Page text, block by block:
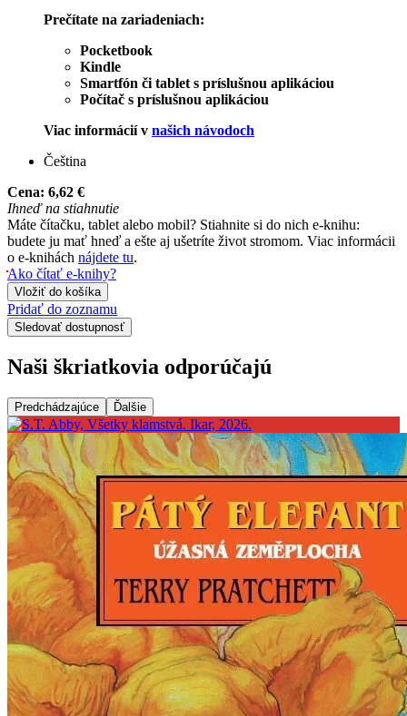
Prečítate na zariadeniach:
Pocketbook
Kindle
Smartfón či tablet s príslušnou aplikáciou
Počítač s príslušnou aplikáciou
Viac informácií v našich návodoch
Čeština
Cena: 6,62 €
Ihneď na stiahnutie
Máte čítačku, tablet alebo mobil? Stiahnite si do nich e-knihu:
budete ju mať hneď a ešte aj ušetríte život stromom. Viac informácii
o e-knihách nájdete tu.
Ako čítať e-knihy?
Vložiť do košíka
Pridať do zoznamu
Sledovať dostupnosť
Naši škriatkovia odporúčajú
Predchádzajúce Ďalšie